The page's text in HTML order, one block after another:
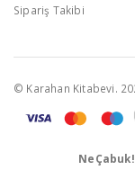
Sipariş Takibi
© Karahan Kitabevi.
NeÇabuk!